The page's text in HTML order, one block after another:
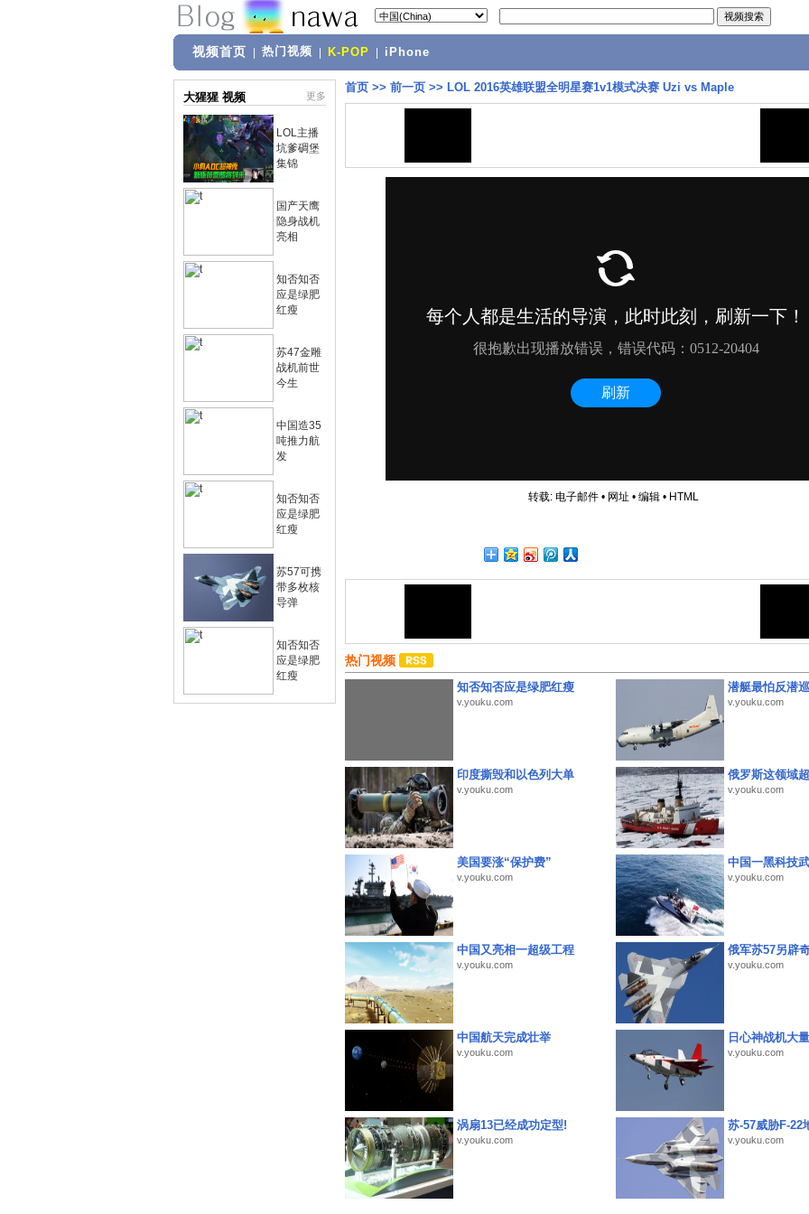
视频首页 热门视频 K-POP iPhone
大猩猩 视频 更多
LOL主播
坑爹碉堡
集锦
国产天鹰
隐身战机
亮相
知否知否
应是绿肥
红瘦
苏47金雕
战机前世
今生
中国造35
吨推力航
发
知否知否
应是绿肥
红瘦
苏57可携
带多枚核
导弹
知否知否
应是绿肥
红瘦
首页 >> 前一页 >> LOL 2016英雄联盟全明星赛1v1模式决赛 Uzi vs Maple
转载: 电子邮件• 网址 • 编辑• HTML
热门视频
知否知否应是绿肥红瘦
v.youku.com
潜艇最怕反潜
v.youku.com
印度撕毁和以色列大单
v.youku.com
俄罗斯这领域
v.youku.com
美国要涨“保护费”
v.youku.com
中国一黑科技
v.youku.com
中国又亮相一超级工程
v.youku.com
俄军苏57另辟
v.youku.com
中国航天完成壮举
v.youku.com
日心神战机大
v.youku.com
涡扇13已经成功定型!
v.youku.com
苏-57威胁F-22
v.youku.com